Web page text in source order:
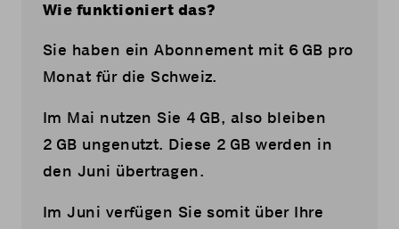
Wie funktioniert das?
Sie haben ein Abonnement mit 6 GB pro
Monat für die Schweiz.
Im Mai nutzen Sie 4 GB, also bleiben
2 GB ungenutzt. Diese 2 GB werden in
den Juni übertragen.
Im Juni verfügen Sie somit über Ihre